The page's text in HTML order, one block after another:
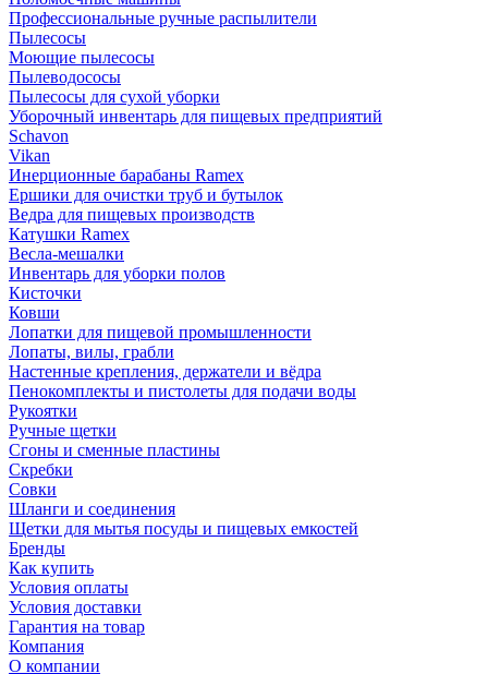
Профессиональные ручные распылители
Пылесосы
Моющие пылесосы
Пылеводососы
Пылесосы для сухой уборки
Уборочный инвентарь для пищевых предприятий
Schavon
Vikan
Инерционные барабаны Ramex
Ершики для очистки труб и бутылок
Ведра для пищевых производств
Катушки Ramex
Весла-мешалки
Инвентарь для уборки полов
Кисточки
Ковши
Лопатки для пищевой промышленности
Лопаты, вилы, грабли
Настенные крепления, держатели и вёдра
Пенокомплекты и пистолеты для подачи воды
Рукоятки
Ручные щетки
Сгоны и сменные пластины
Скребки
Совки
Шланги и соединения
Щетки для мытья посуды и пищевых емкостей
Бренды
Как купить
Условия оплаты
Условия доставки
Гарантия на товар
Компания
О компании